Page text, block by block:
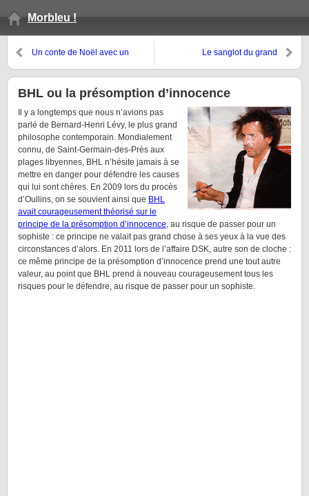
Morbleu !
Un conte de Noël avec un
Le sanglot du grand
BHL ou la présomption d’innocence
Il y a longtemps que nous n’avions pas
parlé de Bernard-Henri Lévy, le plus grand
philosophe contemporain. Mondialement
connu, de Saint-Germain-des-Près aux
plages libyennes, BHL n’hésite jamais à se
mettre en danger pour défendre les causes
qui lui sont chères. En 2009 lors du procès
d’Oullins, on se souvient ainsi que BHL
avait courageusement théorisé sur le
principe de la présomption d’innocence, au risque de passer pour un
sophiste : ce principe ne valait pas grand chose à ses yeux à la vue des
circonstances d’alors. En 2011 lors de l’affaire DSK, autre son de cloche :
ce même principe de la présomption d’innocence prend une tout autre
valeur, au point que BHL prend à nouveau courageusement tous les
risques pour le défendre, au risque de passer pour un sophiste.